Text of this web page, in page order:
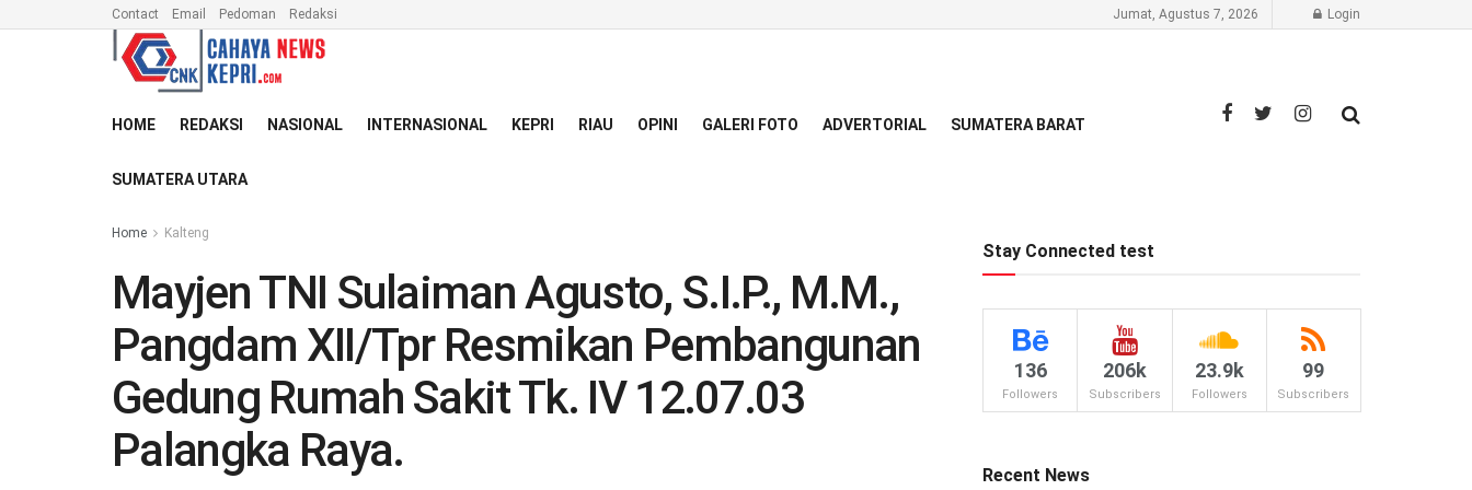
Contact Email Pedoman Redaksi Jumat, Agustus 7, 2026 Login
HOME REDAKSI NASIONAL INTERNASIONAL KEPRI RIAU OPINI GALERI FOTO ADVERTORIAL SUMATERA BARAT
SUMATERA UTARA
Home Kalteng
Mayjen TNI Sulaiman Agusto, S.I.P., M.M.,
Pangdam XII/Tpr Resmikan Pembangunan
Gedung Rumah Sakit Tk. IV 12.07.03
Palangka Raya.
Stay Connected test
136
Followers
206k
Subscribers
23.9k
Followers
99
Subscribers
Recent News